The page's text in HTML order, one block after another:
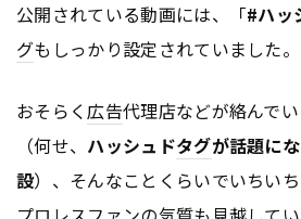
公開されている動画には、「#ハッ
グもしっかり設定されていました。
おそらく広告代理店などが絡んで
（何せ、 ハッシュドタグが話題に
設）、そんなことくらいでいちい